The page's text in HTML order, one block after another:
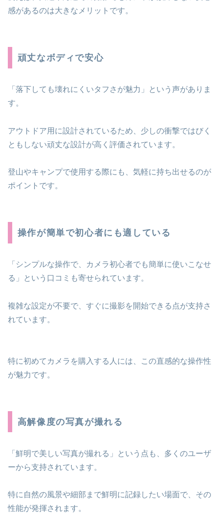
感があるのは大きなメリットです。
頑丈なボディで安心
「落下しても壊れにくいタフさが魅力」という声がありま
す。
アウトドア用に設計されているため、少しの衝撃ではびく
ともしない頑丈な設計が高く評価されています。
登山やキャンプで使用する際にも、気軽に持ち出せるのが
ポイントです。
操作が簡単で初心者にも適している
「シンプルな操作で、カメラ初心者でも簡単に使いこなせ
る」という口コミも寄せられています。
複雑な設定が不要で、すぐに撮影を開始できる点が支持さ
れています。
特に初めてカメラを購入する人には、この直感的な操作性
が魅力です。
高解像度の写真が撮れる
「鮮明で美しい写真が撮れる」という点も、多くのユーザ
ーから支持されています。
特に自然の風景や細部まで鮮明に記録したい場面で、その
性能が発揮されます。